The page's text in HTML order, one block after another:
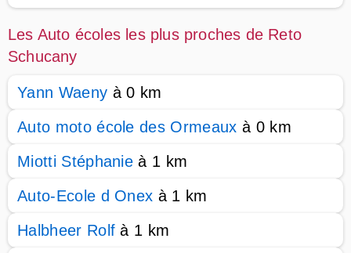
Les Auto écoles les plus proches de Reto
Schucany
Yann Waeny à 0 km
Auto moto école des Ormeaux à 0 km
Miotti Stéphanie à 1 km
Auto-Ecole d Onex à 1 km
Halbheer Rolf à 1 km